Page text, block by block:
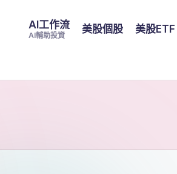
AI工作流
AI輔助投資
美股個股 美股ETF